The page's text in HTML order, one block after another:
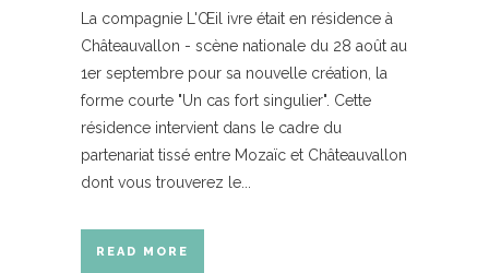
La compagnie L'Œil ivre était en résidence à
Châteauvallon - scène nationale du 28 août au
1er septembre pour sa nouvelle création, la
forme courte "Un cas fort singulier". Cette
résidence intervient dans le cadre du
partenariat tissé entre Mozaïc et Châteauvallon
dont vous trouverez le...
READ MORE